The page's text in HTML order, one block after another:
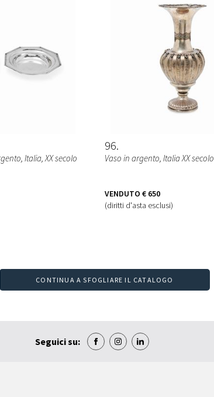
Italia, XX secolo
96
Vaso in argento, Italia XX secolo
VENDUTO € 650
(diritti d'asta esclusi)
CONTINUA A SFOGLIARE IL CATALOGO
Seguici su: